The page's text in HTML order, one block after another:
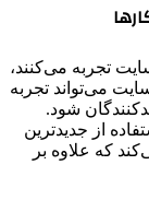
تجربه می‌کنند،
می‌تواند تجربه
شود.
از جدیدترین
که علاوه بر